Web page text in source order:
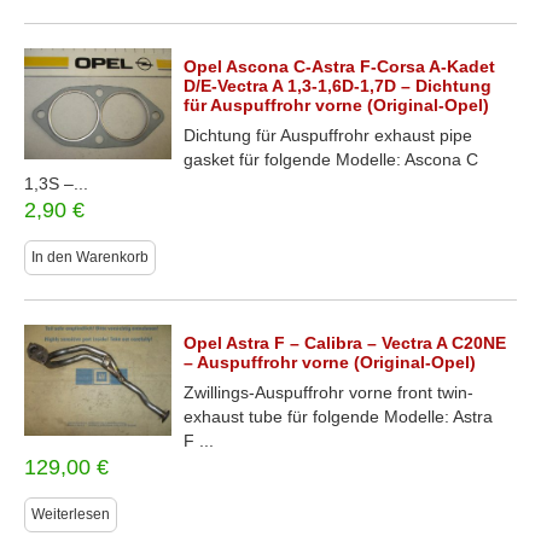
Opel Ascona C-Astra F-Corsa A-Kadet
D/E-Vectra A 1,3-1,6D-1,7D – Dichtung
für Auspuffrohr vorne (Original-Opel)
Dichtung für Auspuffrohr exhaust pipe
gasket für folgende Modelle: Ascona C
1,3S –...
2,90 €
In den Warenkorb
Opel Astra F – Calibra – Vectra A C20NE
– Auspuffrohr vorne (Original-Opel)
Zwillings-Auspuffrohr vorne front twin-
exhaust tube für folgende Modelle: Astra
F ...
129,00 €
Weiterlesen